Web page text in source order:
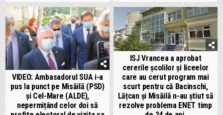
VIDEO: Ambasadorul SUA i-a
pus la punct pe Misăilă (PSD)
și Cel-Mare (ALDE),
nepermițând celor doi să
ISJ Vrancea a aprobat
cererile școlilor și liceelor
care au cerut program mai
scurt pentru că Bacinschi,
Lățcan și Misăilă n-au știut să
rezolve problema ENET timp